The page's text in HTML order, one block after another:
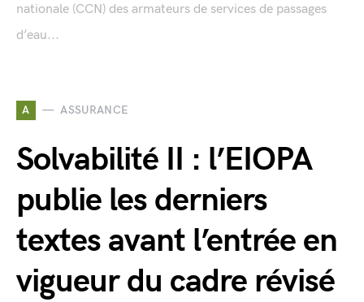
nationale (CCN) des armateurs de services de passages
d’eau...
A ASSURANCE
Solvabilité II : l’EIOPA
publie les derniers
textes avant l’entrée en
vigueur du cadre révisé